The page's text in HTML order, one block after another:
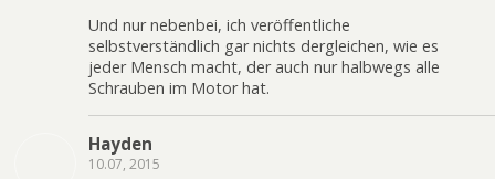
Und nur nebenbei, ich veröffentliche
selbstverständlich gar nichts dergleichen, wie es
jeder Mensch macht, der auch nur halbwegs alle
Schrauben im Motor hat.
Hayden
10.07, 2015